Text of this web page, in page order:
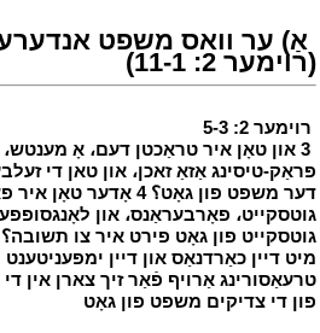
אַ) ער וואס משפט
(רוימער 2: 11-1)
רוימער 2: 5-3
3 און טאָן איר טראַכטן דעם، אָ
פּראַק-טיסינג אַזאַ זאכן، און טאן די
דער משפט פון גאָט؟ 4
גוטסקייט، פאָרבעראַנס، און
מיט דיין כאַרדנאַס און דיין
טרעאַסורינג אַרויף פֿאַר זיך צארן אין
פון די צדיקים משפט פון גאָט